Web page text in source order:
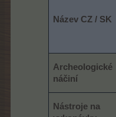
Název CZ / SK
Archeologické
náčiní
Nástroje na